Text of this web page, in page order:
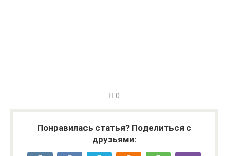
0
Понравилась статья? Поделиться с
друзьями: